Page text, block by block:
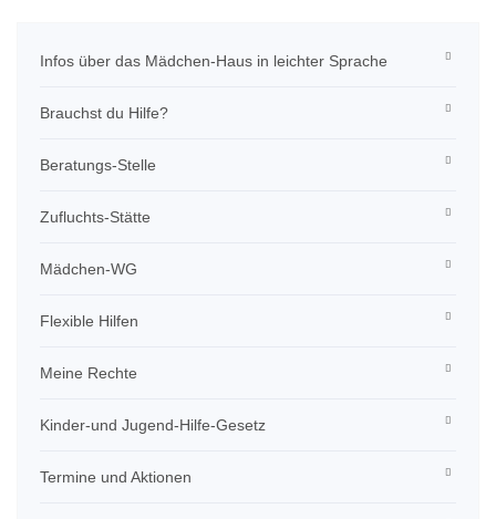
Infos über das Mädchen-Haus in leichter Sprache
Brauchst du Hilfe?
Beratungs-Stelle
Zufluchts-Stätte
Mädchen-WG
Flexible Hilfen
Meine Rechte
Kinder-und Jugend-Hilfe-Gesetz
Termine und Aktionen